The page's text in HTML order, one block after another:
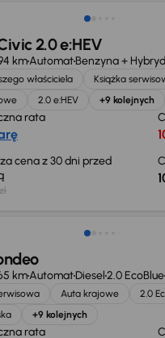
2.0 e:HEV
kmAutomatBenzyna +
właściciela
Książka
2.0 e:HEV +9 kolejnych
rata
cena z 30 dni przed
kmAutomatDiesel2.0 EcoBlue
Auta krajowe
2.0
+9 kolejnych
rata